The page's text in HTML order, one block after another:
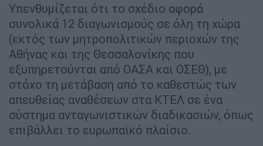
Υπενθυμίζεται ότι το σχέδιο αφορά
συνολικά 12 διαγωνισμούς σε όλη τη χώρα
(εκτός των μητροπολιτικών περιοχών της
Αθήνας και της Θεσσαλονίκης που
εξυπηρετούνται από ΟΑΣΑ και ΟΣΕΘ), με
στόχο τη μετάβαση από το καθεστώς των
απευθείας αναθέσεων στα ΚΤΕΛ σε ένα
σύστημα ανταγωνιστικών διαδικασιών, όπως
επιβάλλει το ευρωπαϊκό πλαίσιο.